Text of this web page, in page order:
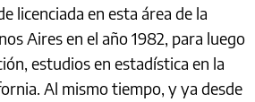
licenciada en esta área de la
Aires en el año 1982, para luego
estudios en estadística en la
Al mismo tiempo, y ya desde